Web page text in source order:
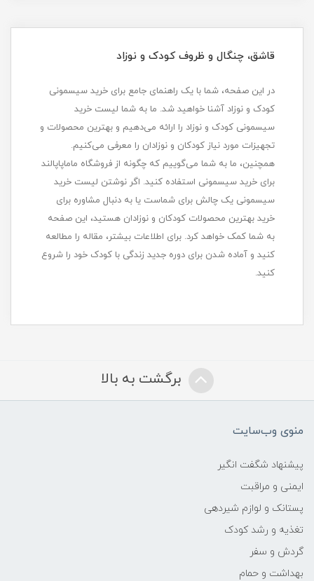
قاشق، چنگال و ظروف کودک و نوزاد
در این صفحه، شما با یک راهنمای جامع برای خرید سیسمونی
کودک و نوزاد آشنا خواهید شد. ما به شما لیست خرید
سیسمونی کودک و نوزاد را ارائه می‌دهیم و بهترین محصولات و
تجهیزات مورد نیاز کودکان و نوزادان را معرفی می‌کنیم.
همچنین، ما به شما می‌گوییم که چگونه از فروشگاه ماماپاپالند
برای خرید سیسمونی استفاده کنید. اگر نوشتن لیست خرید
سیسمونی یک چالش برای شماست یا به دنبال مشاوره برای
خرید بهترین محصولات کودکان و نوزادان هستید، این صفحه
به شما کمک خواهد کرد. برای اطلاعات بیشتر، مقاله را مطالعه
کنید و آماده شدن برای دوره جدید زندگی با کودک خود را شروع
کنید.
برگشت به بالا
منوی وب‌سایت
پیشنهاد شگفت انگیر
ایمنی و مراقبت
پستانک و لوازم شیردهی
تغذیه و رشد کودک
گردش و سفر
بهداشت و حمام